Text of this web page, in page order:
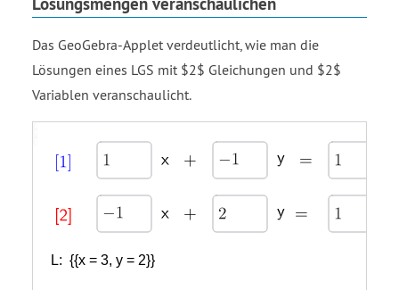
Das GeoGebra-Applet verdeutlicht, wie man die
Lösungen eines LGS mit $2$ Gleichungen und $2$
Variablen veranschaulicht.
open
brace
brace
equals
bracket
bracket
bracket
bracket